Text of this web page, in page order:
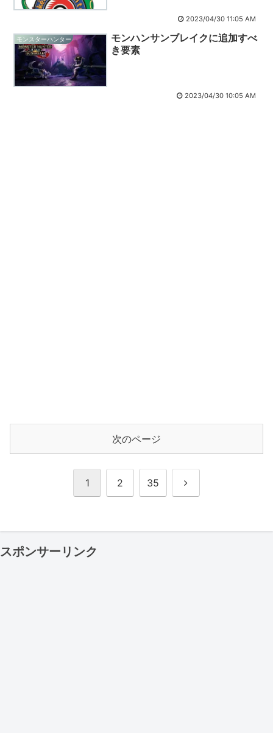
2023/04/30 11:05 AM
モンスターハンター
モンハンサンブレイクに追加すべ
き要素
2023/04/30 10:05 AM
次のページ
1 2 35 次
スポンサーリンク